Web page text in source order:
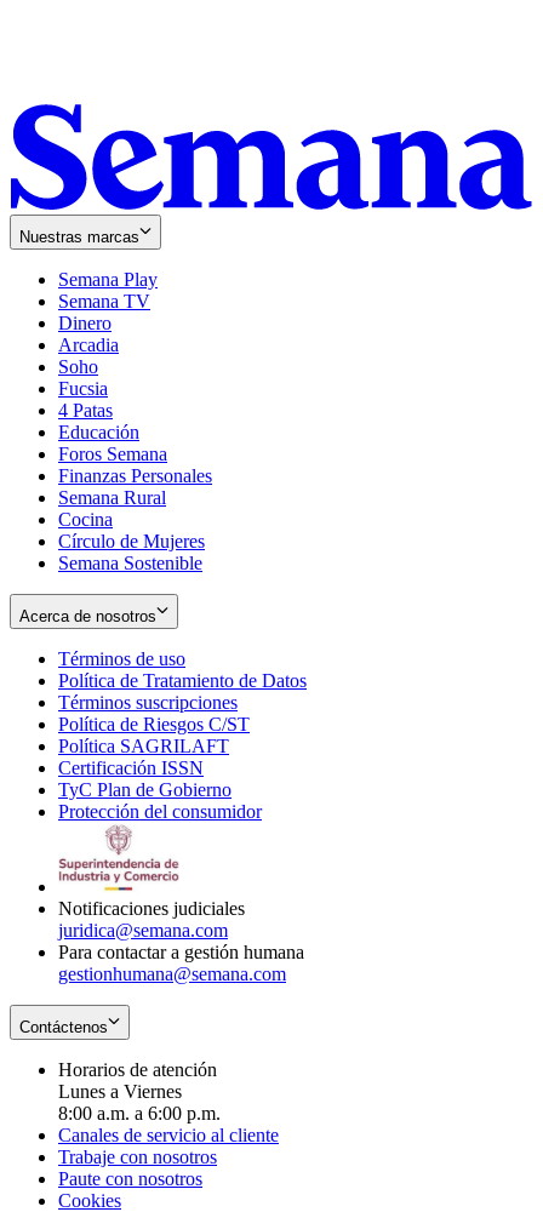
Nuestras marcas
Semana Play
Semana TV
Dinero
Arcadia
Soho
in
new
window
Fucsia
in
new
window
4 Patas
Educación
Foros Semana
Finanzas Personales
Semana Rural
Cocina
Círculo de Mujeres
Semana Sostenible
Acerca de nosotros
Términos de uso
in
new
window
Política de Tratamiento de Datos
Términos suscripciones
in
Política de Riesgos C/ST
Política SAGRILAFT
new
window
Certificación ISSN
in
new
TyC Plan de Gobierno
in
Protección del consumidorOpens
Notificaciones judiciales
juridica@semana.com
Para contactar a gestión humana
gestionhumana@semana.com
Contáctenos
Horarios de atención
Lunes a Viernes
8:00 a.m. a 6:00 p.m.
Canales de servicio al cliente
Trabaje con nosotros
Paute con nosotros
Cookies